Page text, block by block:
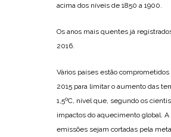
acima dos níveis de 1850 a 1900.
Os anos mais quentes já
2016.
Vários países estão
2015 para limitar o aumento das
1,5ºC, nível que, segundo os
impactos do aquecimento global.
emissões sejam cortadas pela